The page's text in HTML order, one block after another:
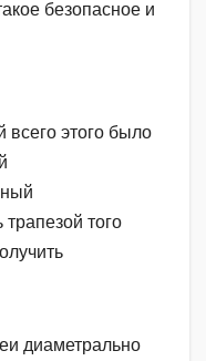
безопасное и
всего этого было
того
диаметрально